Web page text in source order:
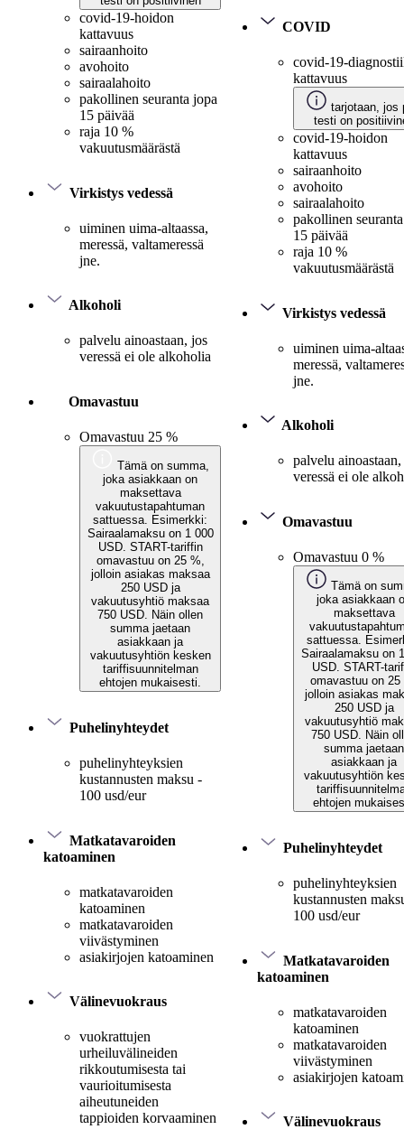
covid-19-hoidon
kattavuus
sairaanhoito
avohoito
sairaalahoito
pakollinen seuranta jopa
15 päivää
raja 10 %
vakuutusmäärästä
Virkistys vedessä
uiminen uima-altaassa,
meressä, valtameressä
jne.
Alkoholi
palvelu ainoastaan, jos
veressä ei ole alkoholia
Omavastuu
Omavastuu 25 %
Tämä on summa,
joka asiakkaan on
maksettava
vakuutustapahtuman
sattuessa. Esimerkki:
Sairaalamaksu on 1 000
USD. START-tariffin
omavastuu on 25 %,
jolloin asiakas maksaa
250 USD ja
vakuutusyhtiö maksaa
750 USD. Näin ollen
summa jaetaan
asiakkaan ja
vakuutusyhtiön kesken
tariffisuunnitelman
ehtojen mukaisesti.
Puhelinyhteydet
puhelinyhteyksien
kustannusten maksu -
100 usd/eur
Matkatavaroiden
katoaminen
matkatavaroiden
katoaminen
matkatavaroiden
viivästyminen
asiakirjojen katoaminen
Välinevuokraus
vuokrattujen
urheiluvälineiden
rikkoutumisesta tai
vaurioitumisesta
aiheutuneiden
tappioiden korvaaminen
COVID
covid-19-
kattavuus
tarjotaan, jos
testi on
covid-19-hoidon
kattavuus
sairaanhoito
avohoito
sairaalahoito
pakollinen
15 päivää
raja 10 %
vakuutusmäärästä
Virkistys vedessä
uiminen uima-
meressä,
jne.
Alkoholi
palvelu
veressä ei ole
Omavastuu
Omavastuu 0 %
Tämä on
joka asiakkaan
maksettava
sattuessa.
Sairaalamaksu on
USD. START-
omavastuu on 25
jolloin asiakas
250 USD ja
vakuutusyhtiö
750 USD. Näin
summa jaetaan
asiakkaan ja
vakuutusyhtiön
ehtojen
Puhelinyhteydet
puhelinyhteyksien
kustannusten
100 usd/eur
Matkatavaroiden
katoaminen
matkatavaroiden
katoaminen
matkatavaroiden
viivästyminen
asiakirjojen
Välinevuokraus